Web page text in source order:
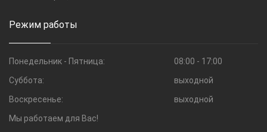
Режим работы
Понедельник - Пятница:
08:00 - 17:00
Суббота:
выходной
Воскресенье:
выходной
Мы работаем для Вас!